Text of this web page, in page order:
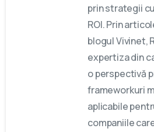
prin strategii
ROI. Prin
blogul Vivinet,
expertiza din
o perspectivă
frameworkuri
aplicabile
companiile